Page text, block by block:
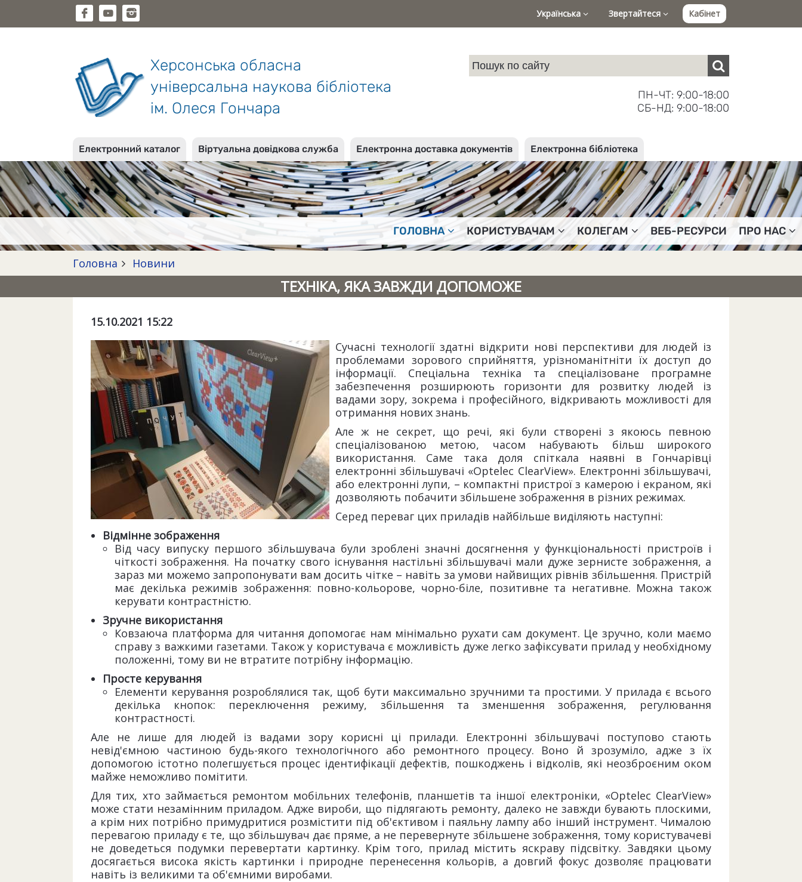
Українська Звертайтеся Кабінет
Херсонська обласна
універсальна наукова бібліотека
ім. Олеся Гончара
ПН-ЧТ: 9:00-18:00
СБ-НД: 9:00-18:00
Електронний каталог Віртуальна довідкова служба Електронна доставка документів Електронна бібліотека
ГОЛОВНА КОРИСТУВАЧАМ КОЛЕГАМ ВЕБ-РЕСУРСИ ПРО НАС
Головна Новини
ТЕХНІКА, ЯКА ЗАВЖДИ ДОПОМОЖЕ
15.10.2021 15:22
Сучасні технології здатні відкрити нові перспективи для людей із
проблемами зорового сприйняття, урізноманітніти їх доступ до
інформації. Спеціальна техніка та спеціалізоване програмне
забезпечення розширюють горизонти для розвитку людей із
вадами зору, зокрема і професійного, відкривають можливості для
отримання нових знань.
Але ж не секрет, що речі, які були створені з якоюсь певною
спеціалізованою метою, часом набувають більш широкого
використання. Саме така доля спіткала наявні в Гончарівці
електронні збільшувачі «Optelec ClearView». Електронні збільшувачі,
або електронні лупи, – компактні пристрої з камерою і екраном, які
дозволяють побачити збільшене зображення в різних режимах.
Серед переваг цих приладів найбільше виділяють наступні:
Відмінне зображення
Від часу випуску першого збільшувача були зроблені значні досягнення у функціональності пристроїв і
чіткості зображення. На початку свого існування настільні збільшувачі мали дуже зернисте зображення, а
зараз ми можемо запропонувати вам досить чітке – навіть за умови найвищих рівнів збільшення. Пристрій
має декілька режимів зображення: повно-кольорове, чорно-біле, позитивне та негативне. Можна також
керувати контрастністю.
Зручне використання
Ковзаюча платформа для читання допомогає нам мінімально рухати сам документ. Це зручно, коли маємо
справу з важкими газетами. Також у користувача є можливість дуже легко зафіксувати прилад у необхідному
положенні, тому ви не втратите потрібну інформацію.
Просте керування
Елементи керування розроблялися так, щоб бути максимально зручними та простими. У прилада є всього
декілька кнопок: переключення режиму, збільшення та зменшення зображення, регулювання
контрастності.
Але не лише для людей із вадами зору корисні ці прилади. Електронні збільшувачі поступово стають
невід'ємною частиною будь-якого технологічного або ремонтного процесу. Воно й зрозуміло, адже з їх
допомогою істотно полегшується процес ідентифікації дефектів, пошкоджень і відколів, які неозброєним оком
майже неможливо помітити.
Для тих, хто займається ремонтом мобільних телефонів, планшетів та іншої електроніки, «Optelec ClearView»
може стати незамінним приладом. Адже вироби, що підлягають ремонту, далеко не завжди бувають плоскими,
а крім них потрібно примудритися розмістити під об'єктивом і паяльну лампу або інший інструмент. Чималою
перевагою приладу є те, що збільшувач дає пряме, а не перевернуте збільшене зображення, тому користувачеві
не доведеться подумки перевертати картинку. Крім того, прилад містить яскраву підсвітку. Завдяки цьому
досягається висока якість картинки і природне перенесення кольорів, а довгий фокус дозволяє працювати
навіть із великими та об'ємними виробами.